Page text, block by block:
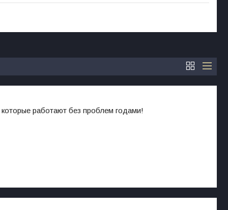
работают без проблем годами!